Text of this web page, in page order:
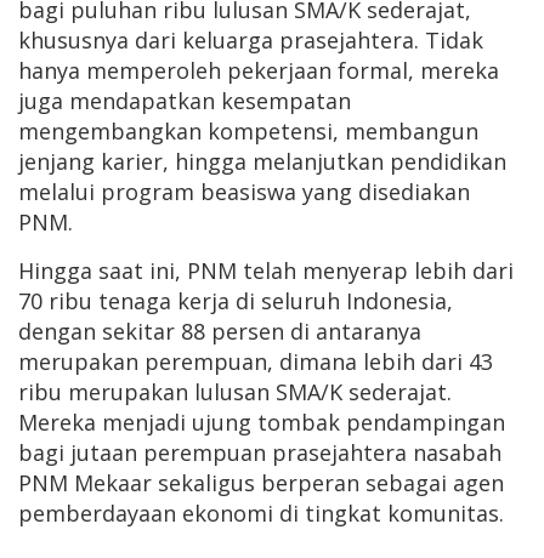
bagi puluhan ribu lulusan SMA/K sederajat,
khususnya dari keluarga prasejahtera. Tidak
hanya memperoleh pekerjaan formal, mereka
juga mendapatkan kesempatan
mengembangkan kompetensi, membangun
jenjang karier, hingga melanjutkan pendidikan
melalui program beasiswa yang disediakan
PNM.
Hingga saat ini, PNM telah menyerap lebih dari
70 ribu tenaga kerja di seluruh Indonesia,
dengan sekitar 88 persen di antaranya
merupakan perempuan, dimana lebih dari 43
ribu merupakan lulusan SMA/K sederajat.
Mereka menjadi ujung tombak pendampingan
bagi jutaan perempuan prasejahtera nasabah
PNM Mekaar sekaligus berperan sebagai agen
pemberdayaan ekonomi di tingkat komunitas.